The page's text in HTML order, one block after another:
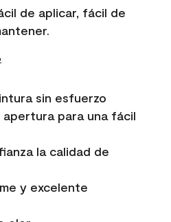
de aplicar, fácil de
sin esfuerzo
para una fácil
la calidad de
y excelente